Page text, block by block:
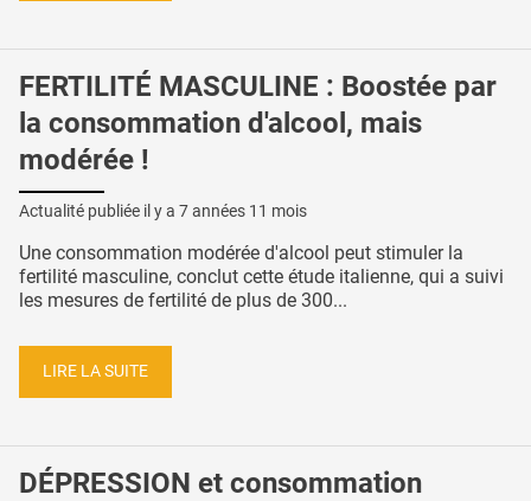
FERTILITÉ MASCULINE : Boostée par
la consommation d'alcool, mais
modérée !
Actualité publiée il y a 7 années 11 mois
Une consommation modérée d'alcool peut stimuler la
fertilité masculine, conclut cette étude italienne, qui a suivi
les mesures de fertilité de plus de 300...
LIRE LA SUITE
DÉPRESSION et consommation